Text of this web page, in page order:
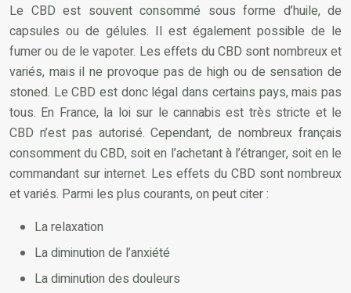
Le CBD est souvent consommé sous forme d’huile, de
capsules ou de gélules. Il est également possible de le
fumer ou de le vapoter. Les effets du CBD sont nombreux et
variés, mais il ne provoque pas de high ou de sensation de
stoned. Le CBD est donc légal dans certains pays, mais pas
tous. En France, la loi sur le cannabis est très stricte et le
CBD n’est pas autorisé. Cependant, de nombreux français
consomment du CBD, soit en l’achetant à l’étranger, soit en le
commandant sur internet. Les effets du CBD sont nombreux
et variés. Parmi les plus courants, on peut citer :
La relaxation
La diminution de l’anxiété
La diminution des douleurs